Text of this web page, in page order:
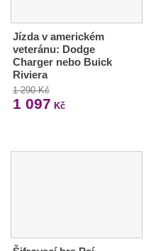
Jízda v americkém
veteránu: Dodge
Charger nebo Buick
Riviera
1 290 Kč
1 097 Kč